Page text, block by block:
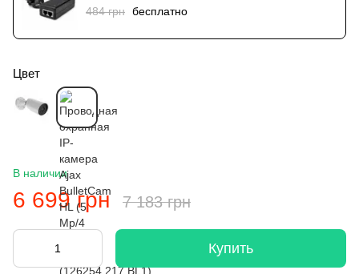
484 грн бесплатно
Цвет
В наличии
6 699 грн 7 183 грн
Купить